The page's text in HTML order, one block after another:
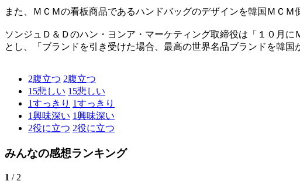
また、ＭＣＭの看板商品であるハンドバッグのデザインを韓国ＭＣ
ソンジュＤ＆Ｄのハン・ヨンア・マーケティング取締役は「１０月
とし、「ブランドを引き受けた場合、最高の世界名品ブランドを韓国
2腹立つ 2腹立つ
15悲しい 15悲しい
1すっきり 1すっきり
1興味深い 1興味深い
2役に立つ 2役に立つ
みんなの感想ランキング
1 / 2